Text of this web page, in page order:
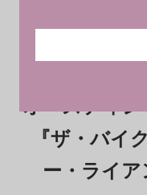
オースティ
『ザ・バイ
ー・ライ